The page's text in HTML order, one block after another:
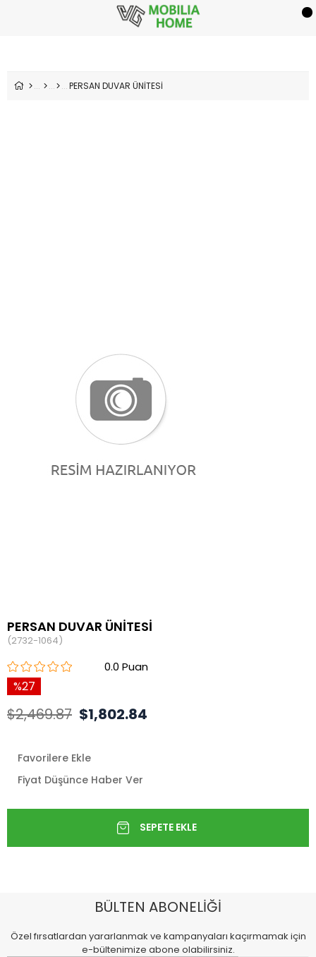
PERSAN DUVAR ÜNİTESİ
PERSAN DUVAR ÜNİTESİ
(2732-1064)
0.0
27
$2,469.87 $1,802.84
Favorilere Ekle
Fiyat Düşünce Haber Ver
BÜLTEN ABONELİĞİ
Özel fırsatlardan yararlanmak ve kampanyaları kaçırmamak için
e-bültenimize abone olabilirsiniz.